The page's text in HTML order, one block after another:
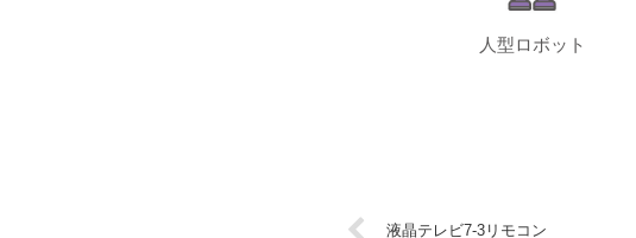
人型ロボット
液晶テレビ7-3リモコン